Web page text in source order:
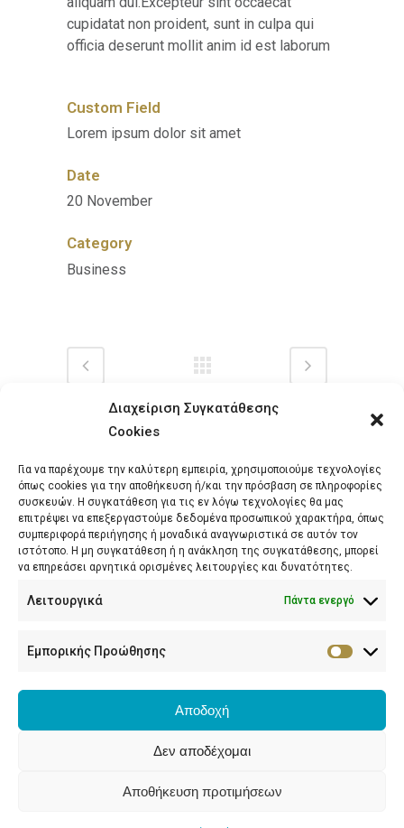
Διαχείριση Συγκατάθεσης
Cookies
Για να παρέχουμε την καλύτερη εμπειρία, χρησιμοποιούμε τεχνολογίες
όπως cookies για την αποθήκευση ή/και την πρόσβαση σε πληροφορίες
συσκευών. Η συγκατάθεση για τις εν λόγω τεχνολογίες θα μας
επιτρέψει να επεξεργαστούμε δεδομένα προσωπικού χαρακτήρα, όπως
συμπεριφορά περιήγησης ή μοναδικά αναγνωριστικά σε αυτόν τον
ιστότοπο. Η μη συγκατάθεση ή η ανάκληση της συγκατάθεσης, μπορεί
να επηρεάσει αρνητικά ορισμένες λειτουργίες και δυνατότητες.
Λειτουργικά Πάντα ενεργό
Εμπορικής Προώθησης
Αποδοχή
Δεν αποδέχομαι
Αποθήκευση προτιμήσεων
cupidatat non proident, sunt in culpa qui
officia deserunt mollit anim id est laborum
Custom Field
Lorem ipsum dolor sit amet
Date
20 November
Category
Business
ΔΗΜΗΤΡΑ Κ. ΜΑΡΑΓΙΑΝΝΗ
Facebook
2641058995 - 6944604073